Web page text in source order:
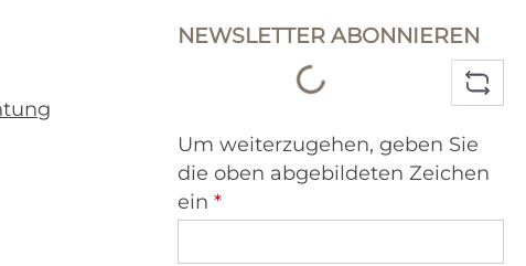
NEWSLETTER ABONNIEREN
Loading...
Um weiterzugehen, geben Sie
die oben abgebildeten Zeichen
ein *